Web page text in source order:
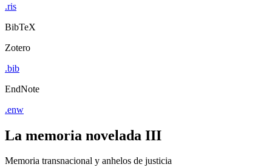
.ris
BibTeX
Zotero
.bib
EndNote
.enw
La memoria novelada III
Memoria transnacional y anhelos de justicia